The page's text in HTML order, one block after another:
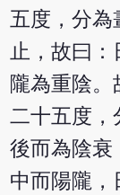
五度，分為
止，故曰：
隴為重陰
二十五度，
後而為陰衰
中而陽隴，